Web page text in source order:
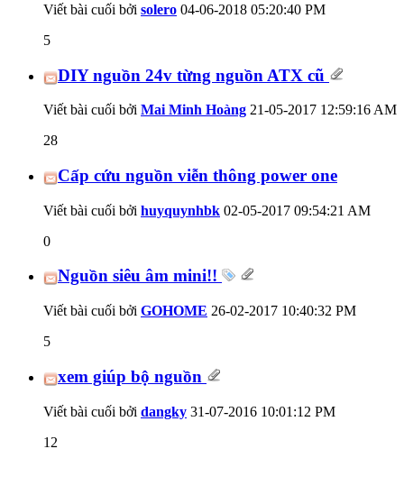
Viết bài cuối bởi solero 04-06-2018 05:20:40 PM
5
DIY nguồn 24v từng nguồn ATX cũ
Viết bài cuối bởi Mai Minh Hoàng 21-05-2017 12:59:16 AM
28
Cấp cứu nguồn viễn thông power one
Viết bài cuối bởi huyquynhbk 02-05-2017 09:54:21 AM
0
Nguồn siêu âm mini!!
Viết bài cuối bởi GOHOME 26-02-2017 10:40:32 PM
5
xem giúp bộ nguồn
Viết bài cuối bởi dangky 31-07-2016 10:01:12 PM
12